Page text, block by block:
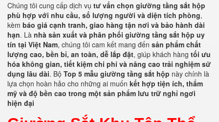
Chúng tôi cung cấp dịch vụ tư vấn chọn giường tầng sắt hộp
phù hợp với nhu cầu, số lượng người và diện tích phòng,
kèm báo giá cạnh tranh, giao hàng tận nơi và bảo hành dài
hạn. Là nhà sản xuất và phân phối giường tầng sắt hộp uy
tín tại Việt Nam, chúng tôi cam kết mang đến sản phẩm chất
lượng cao, bền bỉ, an toàn, dễ lắp đặt, giúp khách hàng tối ưu
hóa không gian, tiết kiệm chi phí và nâng cao trải nghiệm sử
dụng lâu dài. Bộ Top 5 mẫu giường tầng sắt hộp này chính là
lựa chọn hoàn hảo cho những ai muốn kết hợp tiện ích, thẩm
mỹ và độ bền cao trong một sản phẩm lưu trữ nghỉ ngơi
hiện đại